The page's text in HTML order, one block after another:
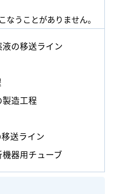
なうことがありません。
の移送ライン
造工程
送ライン
器用チューブ